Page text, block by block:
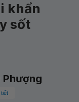
khẩn
sốt
Phượng